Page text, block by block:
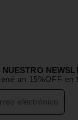
NUESTRO
un 15%OFF en